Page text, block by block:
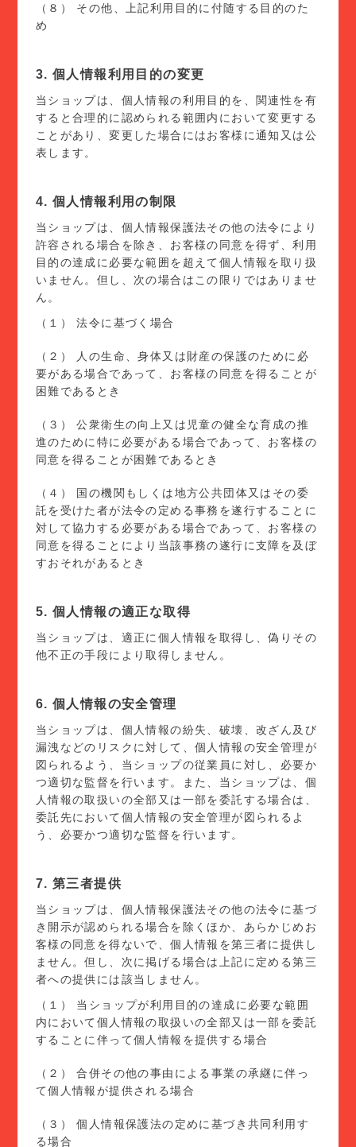
（８） その他、上記利用目的に付随する目的のた
め
3. 個人情報利用目的の変更
当ショップは、個人情報の利用目的を、関連性を有
すると合理的に認められる範囲内において変更する
ことがあり、変更した場合にはお客様に通知又は公
表します。
4. 個人情報利用の制限
当ショップは、個人情報保護法その他の法令により
許容される場合を除き、お客様の同意を得ず、利用
目的の達成に必要な範囲を超えて個人情報を取り扱
いません。但し、次の場合はこの限りではありませ
ん。
（１） 法令に基づく場合
（２） 人の生命、身体又は財産の保護のために必
要がある場合であって、お客様の同意を得ることが
困難であるとき
（３） 公衆衛生の向上又は児童の健全な育成の推
進のために特に必要がある場合であって、お客様の
同意を得ることが困難であるとき
（４） 国の機関もしくは地方公共団体又はその委
託を受けた者が法令の定める事務を遂行することに
対して協力する必要がある場合であって、お客様の
同意を得ることにより当該事務の遂行に支障を及ぼ
すおそれがあるとき
5. 個人情報の適正な取得
当ショップは、適正に個人情報を取得し、偽りその
他不正の手段により取得しません。
6. 個人情報の安全管理
当ショップは、個人情報の紛失、破壊、改ざん及び
漏洩などのリスクに対して、個人情報の安全管理が
図られるよう、当ショップの従業員に対し、必要か
つ適切な監督を行います。また、当ショップは、個
人情報の取扱いの全部又は一部を委託する場合は、
委託先において個人情報の安全管理が図られるよ
う、必要かつ適切な監督を行います。
7. 第三者提供
当ショップは、個人情報保護法その他の法令に基づ
き開示が認められる場合を除くほか、あらかじめお
客様の同意を得ないで、個人情報を第三者に提供し
ません。但し、次に掲げる場合は上記に定める第三
者への提供には該当しません。
（１） 当ショップが利用目的の達成に必要な範囲
内において個人情報の取扱いの全部又は一部を委託
することに伴って個人情報を提供する場合
（２） 合併その他の事由による事業の承継に伴っ
て個人情報が提供される場合
（３） 個人情報保護法の定めに基づき共同利用す
る場合